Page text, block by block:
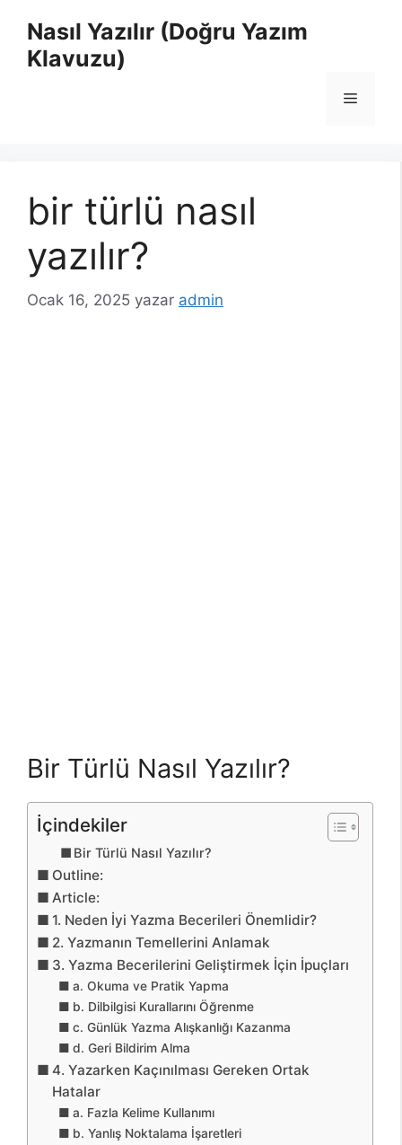
Nasıl Yazılır (Doğru Yazım
Klavuzu)
Menü
bir türlü nasıl
yazılır?
Ocak 16, 2025 yazar admin
Bir Türlü Nasıl Yazılır?
İçindekiler
Bir Türlü Nasıl Yazılır?
Outline:
Article:
1. Neden İyi Yazma Becerileri Önemlidir?
2. Yazmanın Temellerini Anlamak
3. Yazma Becerilerini Geliştirmek İçin İpuçları
a. Okuma ve Pratik Yapma
b. Dilbilgisi Kurallarını Öğrenme
c. Günlük Yazma Alışkanlığı Kazanma
d. Geri Bildirim Alma
4. Yazarken Kaçınılması Gereken Ortak
Hatalar
a. Fazla Kelime Kullanımı
b. Yanlış Noktalama İşaretleri